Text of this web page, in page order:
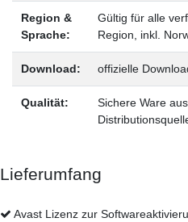
Region &
Sprache:
Gültig für alle
Region, inkl.
Download: offizielle
Qualität:
Sichere Ware
Lieferumfang
Avast Lizenz zur